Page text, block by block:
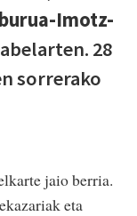
Imotz-
28
sorrerako
jaio berria.
eta